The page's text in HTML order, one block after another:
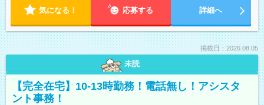
気になる！ 応募する 詳細へ
掲載日：2026.08.05
未読
【完全在宅】10-13時勤務！電話無し！アシスタ
ント事務！